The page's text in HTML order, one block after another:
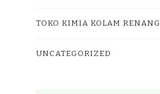
TOKO KIMIA KOLAM RENANG
UNCATEGORIZED